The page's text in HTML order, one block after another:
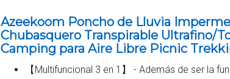
Azeekoom Poncho de Lluvia
Chubasquero Transpirable Ultrafino/
Camping para Aire Libre Picnic
【Multifuncional 3 en 1】 - Además de ser la